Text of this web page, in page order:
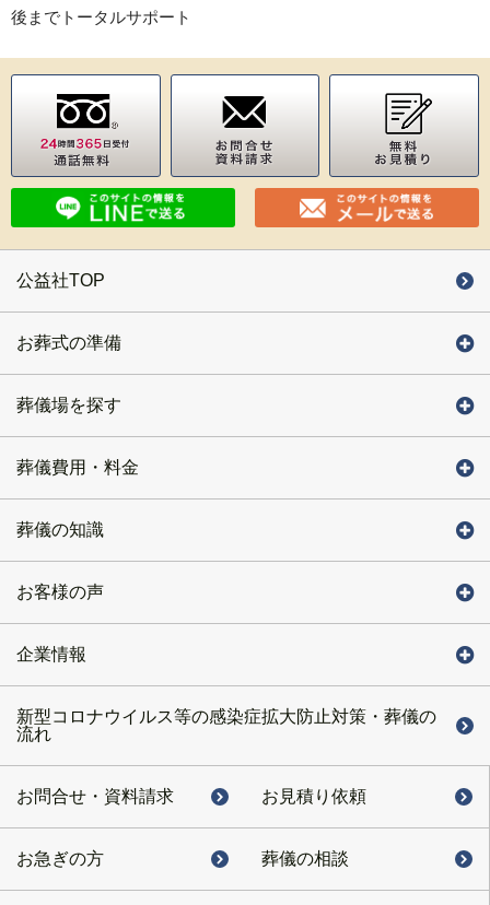
後までトータルサポート
公益社TOP
お葬式の準備
葬儀場を探す
葬儀費用・料金
葬儀の知識
お客様の声
企業情報
新型コロナウイルス等の感染症拡大防止対策・葬儀の
流れ
お問合せ・ 資料請求 お見積り依頼
お急ぎの方 葬儀の相談